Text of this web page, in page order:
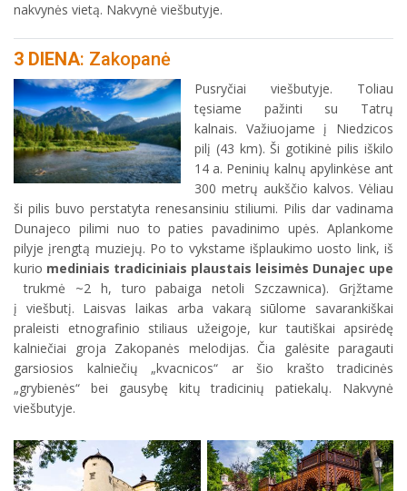
nakvynės vietą. Nakvynė viešbutyje.
3 DIENA: Zakopanė
Pusryčiai viešbutyje. Toliau
tęsiame pažinti su Tatrų
kalnais. Važiuojame į Niedzicos
pilį (43 km). Ši gotikinė pilis iškilo
14 a. Peninių kalnų apylinkėse ant
300 metrų aukščio kalvos. Vėliau
ši pilis buvo perstatyta renesansiniu stiliumi. Pilis dar vadinama
Dunajeco pilimi nuo to paties pavadinimo upės. Aplankome
pilyje įrengtą muziejų. Po to vykstame išplaukimo uosto link, iš
kurio mediniais tradiciniais plaustais leisimės Dunajec upe
trukmė ~2 h, turo pabaiga netoli Szczawnica). Grįžtame
į viešbutį. Laisvas laikas arba vakarą siūlome savarankiškai
praleisti etnografinio stiliaus užeigoje, kur tautiškai apsirėdę
kalniečiai groja Zakopanės melodijas. Čia galėsite paragauti
garsiosios kalniečių „kvacnicos“ ar šio krašto tradicinės
„grybienės“ bei gausybę kitų tradicinių patiekalų. Nakvynė
viešbutyje.